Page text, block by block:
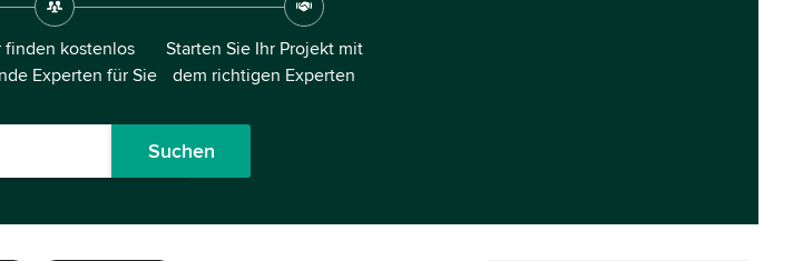
finden kostenlos
Experten für Sie
Starten Sie Ihr Projekt mit
dem richtigen Experten
Suchen